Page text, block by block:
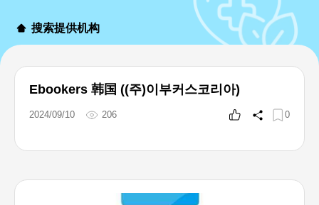
搜索提供机构
Ebookers 韩国 ((주)이부커스코리아)
2024/09/10 206 0